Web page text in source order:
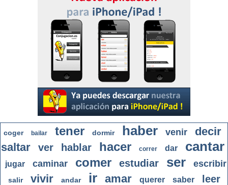
coger bailar tener dormir haber venir
decir
saltar
ver hablar hacer correr dar cantar
jugar caminar comer estudiar ser escribir
salir vivir andar ir amar querer saber leer